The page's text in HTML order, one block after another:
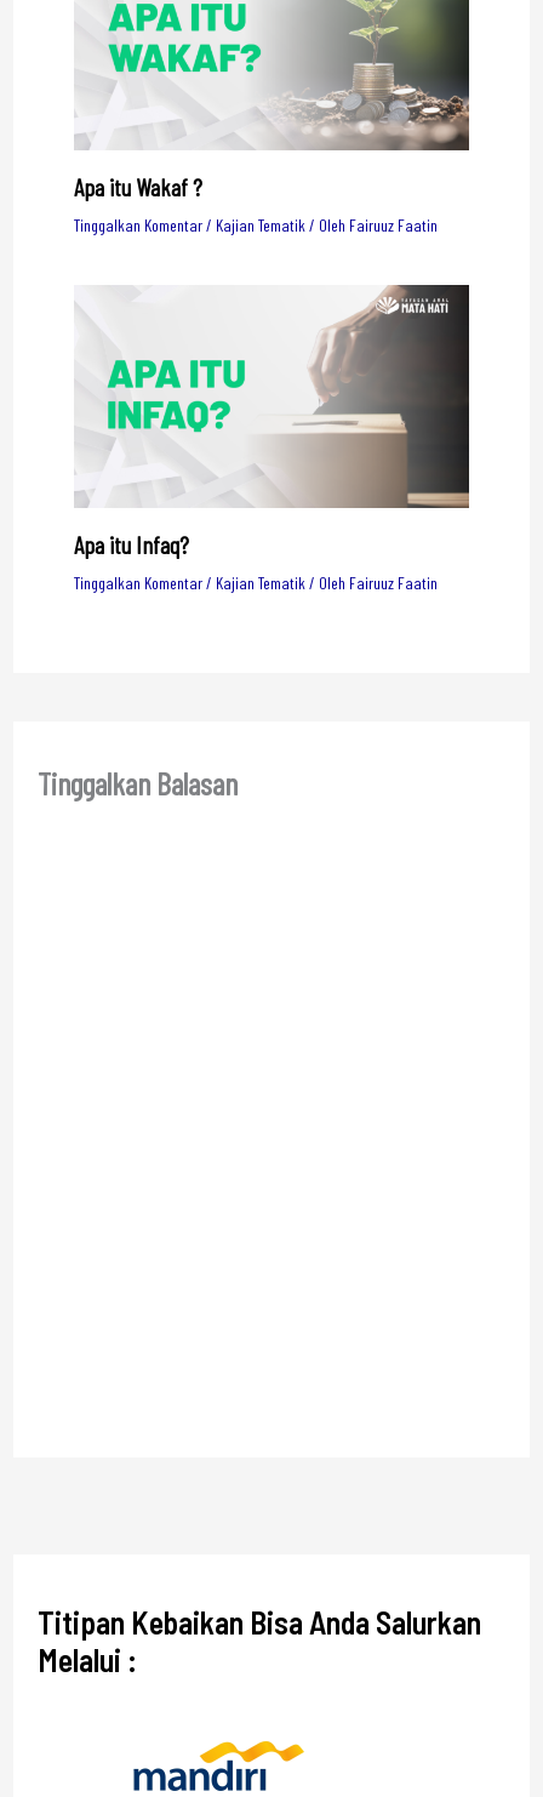
Apa itu Wakaf ?
Tinggalkan Komentar/ Kajian Tematik/ Oleh Fairuuz Faatin
Apa itu Infaq?
Tinggalkan Komentar/ Kajian Tematik / Oleh Fairuuz Faatin
Tinggalkan Balasan
Titipan Kebaikan Bisa Anda Salurkan
Melalui :